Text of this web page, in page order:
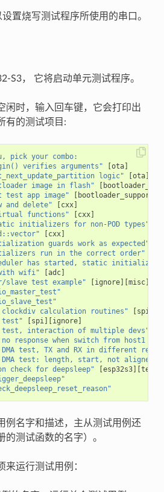
设置烧写测试程序所使用的串口。
S3， 它将启动单元测试程序。
闲时，输入回车键，它会打印出
有的测试项目:
pick your combo:
verifies arguments" ota]
logic" ota]
image in flash"
app image" bootloader_support
and delete" cxx]
functions" cxx]
initializers for non-POD types"
cxx]
guards work as expected"
run in the correct order"
has started, static initializers
with wifi" adc]
slave test example" ignore][ misc][
clockdiv calculation routines" spi
test" spi][ ignore]
test, interaction of multiple devs"
no response when switch from host1
DMA test, TX and RX in different
DMA test: length, start, not aligned"
check for deepsleep" esp32s3][
例名字和描述，主从测试用例还
的测试函数的名字）。
来运行测试用例：